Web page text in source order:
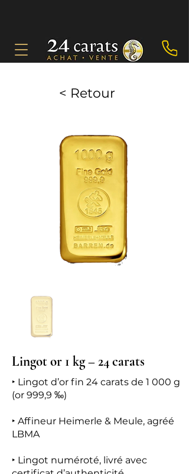
< Retour
Lingot or 1 kg – 24 carats
‣ Lingot d’or fin 24 carats de 1 000 g
(or 999,9 ‰)
‣ Affineur Heimerle & Meule, agréé
LBMA
‣ Lingot numéroté, livré avec